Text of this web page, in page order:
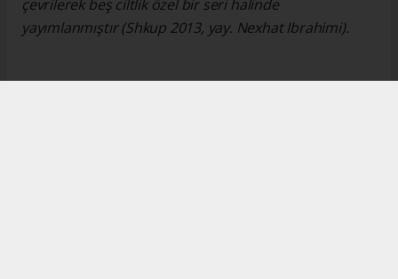
çevrilerek beş ciltlik özel bir seri halinde
yayımlanmıştır (Shkup 2013, yay. Nexhat Ibrahimi).